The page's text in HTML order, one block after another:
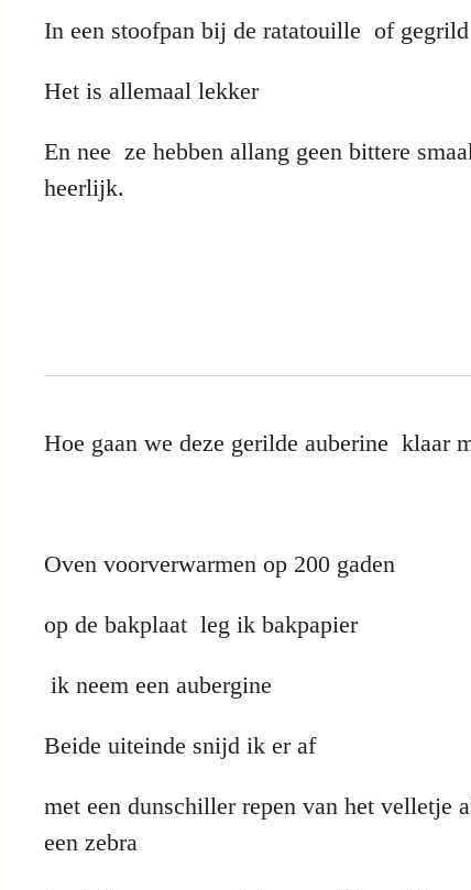
In een stoofpan bij de ratatouille of gegrild
Het is allemaal lekker
En nee ze hebben allang geen bittere
heerlijk.
Hoe gaan we deze gerilde auberine klaar
Oven voorverwarmen op 200 gaden
op de bakplaat leg ik bakpapier
ik neem een aubergine
Beide uiteinde snijd ik er af
met een dunschiller repen van het velletje
een zebra